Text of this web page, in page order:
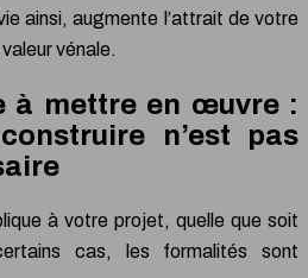
ainsi, augmente l’attrait de votre
vénale.
à mettre en œuvre :
n’est pas
à votre projet, quelle que soit
cas, les formalités sont